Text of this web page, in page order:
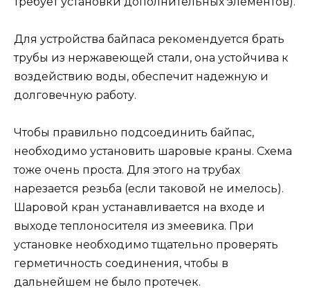
Для устройства байпаса рекомендуется брать
трубы из нержавеющей стали, она устойчива к
воздействию воды, обеспечит надежную и
долговечную работу.
Чтобы правильно подсоединить байпас,
необходимо установить шаровые краны. Схема
тоже очень проста. Для этого на трубах
нарезается резьба (если таковой не имелось).
Шаровой кран устанавливается на входе и
выходе теплоносителя из змеевика. При
установке необходимо тщательно проверять
герметичность соединения, чтобы в
дальнейшем не было протечек.